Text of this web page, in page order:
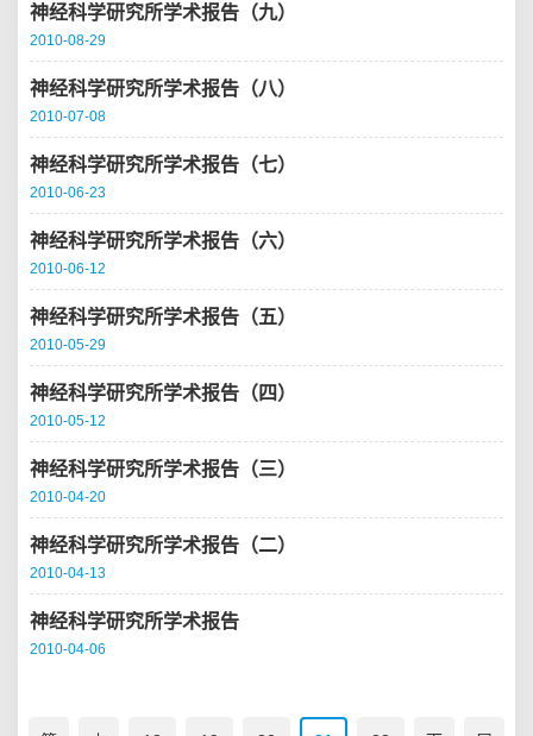
神经科学研究所学术报告（九）
2010-08-29
神经科学研究所学术报告（八）
2010-07-08
神经科学研究所学术报告（七）
2010-06-23
神经科学研究所学术报告（六）
2010-06-12
神经科学研究所学术报告（五）
2010-05-29
神经科学研究所学术报告（四）
2010-05-12
神经科学研究所学术报告（三）
2010-04-20
神经科学研究所学术报告（二）
2010-04-13
神经科学研究所学术报告
2010-04-06